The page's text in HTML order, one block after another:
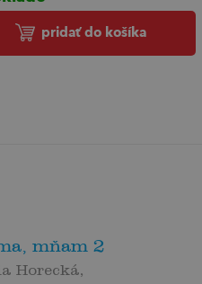
pridať do košíka
mňam 2
Horecká,